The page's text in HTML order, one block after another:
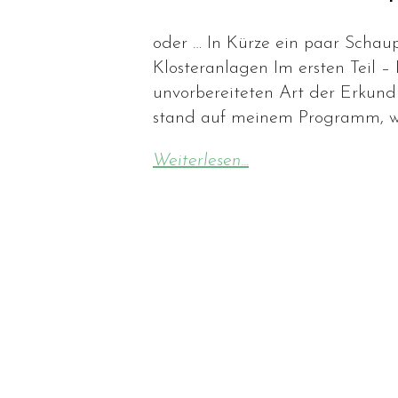
oder … In Kürze ein paar
Klosteranlagen Im ersten Teil
unvorbereiteten Art der
stand auf meinem Programm,
Weiterlesen...